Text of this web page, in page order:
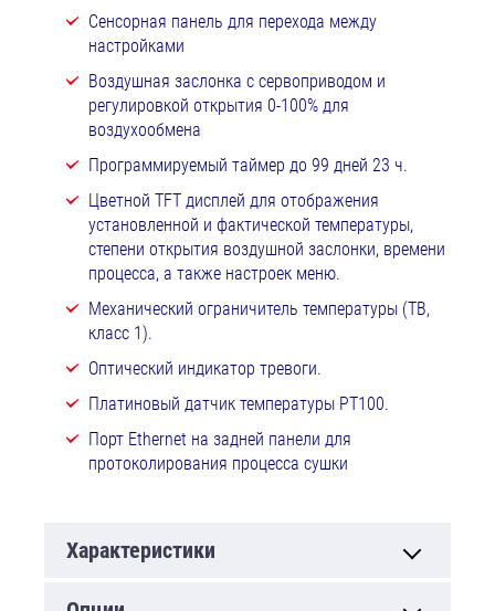
Сенсорная панель для перехода между
настройками
Воздушная заслонка с сервоприводом и
регулировкой открытия 0-100% для
воздухообмена
Программируемый таймер до 99 дней 23 ч.
Цветной TFT дисплей для отображения
установленной и фактической температуры,
степени открытия воздушной заслонки, времени
процесса, а также настроек меню.
Механический ограничитель температуры (ТВ,
класс 1).
Оптический индикатор тревоги.
Платиновый датчик температуры РТ100.
Порт Ethernet на задней панели для
протоколирования процесса сушки
Характеристики